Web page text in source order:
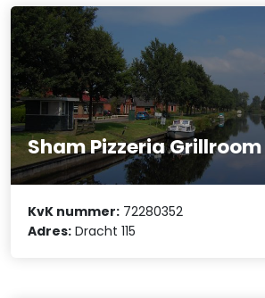
Sham Pizzeria Grillroom
KvK nummer: 72280352
Adres: Dracht 115